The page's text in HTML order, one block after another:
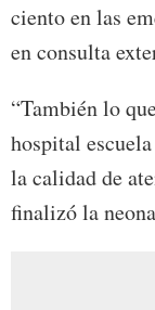
ciento en las
en consulta
“También lo
hospital
la calidad de
finalizó la